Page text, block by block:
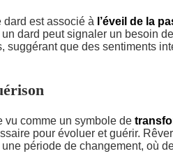
dard est associé à l’éveil de la
dard peut signaler un besoin
suggérant que des sentiments
vu comme un symbole de
pour évoluer et guérir.
période de changement, où